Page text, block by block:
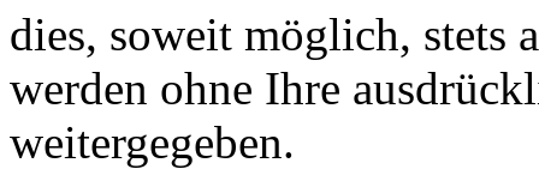
dies, soweit möglich, stets
werden ohne Ihre
weitergegeben.